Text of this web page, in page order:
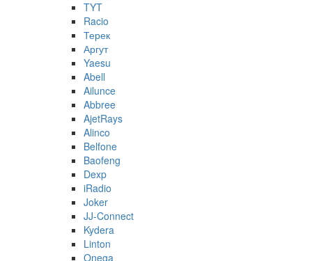
TYT
Racio
Терек
Аргут
Yaesu
Abell
Ailunce
Abbree
AjetRays
Alinco
Belfone
Baofeng
Dexp
iRadio
Joker
JJ-Connect
Kydera
Linton
Onega